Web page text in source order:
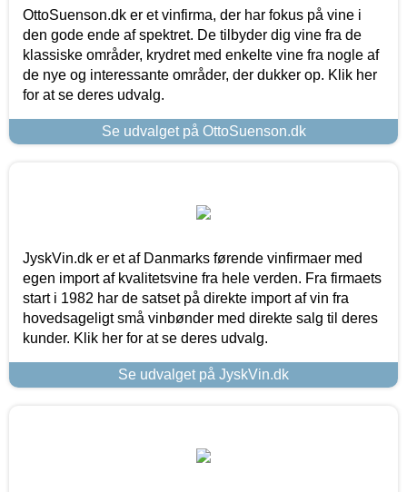
OttoSuenson.dk er et vinfirma, der har fokus på vine i
den gode ende af spektret. De tilbyder dig vine fra de
klassiske områder, krydret med enkelte vine fra nogle af
de nye og interessante områder, der dukker op. Klik her
for at se deres udvalg.
Se udvalget på OttoSuenson.dk
JyskVin.dk er et af Danmarks førende vinfirmaer med
egen import af kvalitetsvine fra hele verden. Fra firmaets
start i 1982 har de satset på direkte import af vin fra
hovedsageligt små vinbønder med direkte salg til deres
kunder. Klik her for at se deres udvalg.
Se udvalget på JyskVin.dk